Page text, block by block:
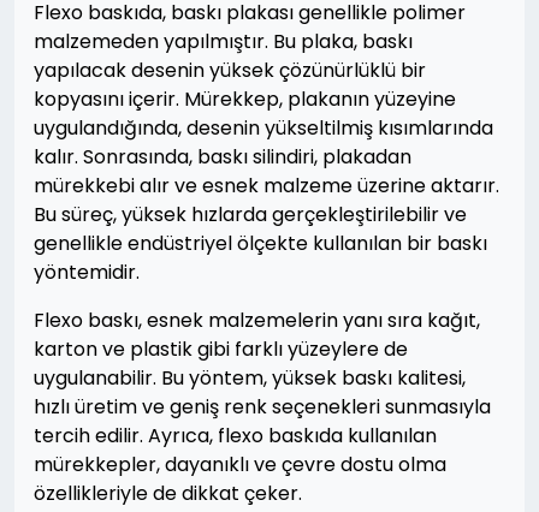
Flexo baskıda, baskı plakası genellikle polimer
malzemeden yapılmıştır. Bu plaka, baskı
yapılacak desenin yüksek çözünürlüklü bir
kopyasını içerir. Mürekkep, plakanın yüzeyine
uygulandığında, desenin yükseltilmiş kısımlarında
kalır. Sonrasında, baskı silindiri, plakadan
mürekkebi alır ve esnek malzeme üzerine aktarır.
Bu süreç, yüksek hızlarda gerçekleştirilebilir ve
genellikle endüstriyel ölçekte kullanılan bir baskı
yöntemidir.
Flexo baskı, esnek malzemelerin yanı sıra kağıt,
karton ve plastik gibi farklı yüzeylere de
uygulanabilir. Bu yöntem, yüksek baskı kalitesi,
hızlı üretim ve geniş renk seçenekleri sunmasıyla
tercih edilir. Ayrıca, flexo baskıda kullanılan
mürekkepler, dayanıklı ve çevre dostu olma
özellikleriyle de dikkat çeker.